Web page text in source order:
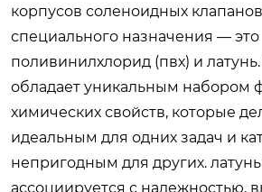
корпусов соленоидных
специального назначения — это
поливинилхлорид (пвх) и
обладает уникальным набором
химических свойств, которые
идеальным для одних задач и
непригодным для других.
ассоциируется с надежностью,